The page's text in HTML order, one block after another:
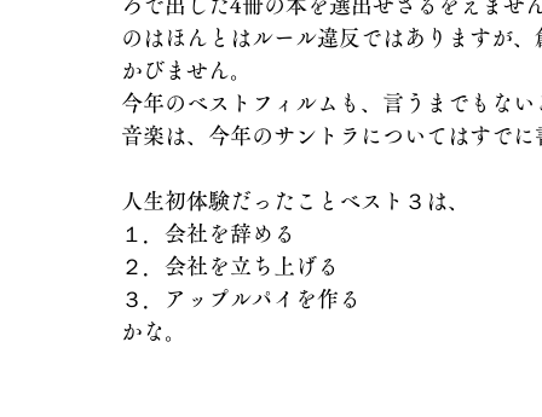
ろで出した4冊の本を選出せざるをえませ
のはほんとはルール違反ではありますが
かびません。
今年のベストフィルムも、言うまでもない
音楽は、今年のサントラについてはすで
人生初体験だったことベスト３は、
１．会社を辞める
２．会社を立ち上げる
３．アップルパイを作る
かな。